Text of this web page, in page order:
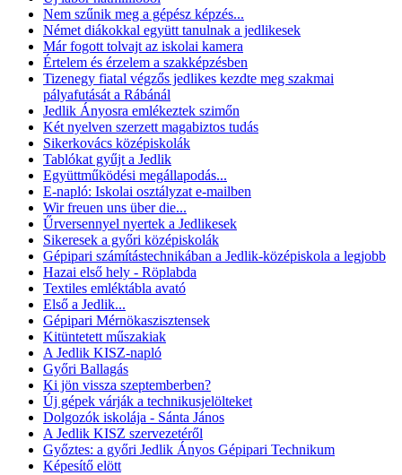
Nem szűnik meg a gépész képzés...
Német diákokkal együtt tanulnak a jedlikesek
Már fogott tolvajt az iskolai kamera
Értelem és érzelem a szakképzésben
Tizenegy fiatal végzős jedlikes kezdte meg szakmai
pályafutását a Rábánál
Jedlik Ányosra emlékeztek szimőn
Két nyelven szerzett magabiztos tudás
Sikerkovács középiskolák
Tablókat gyűjt a Jedlik
Együttműködési megállapodás...
E-napló: Iskolai osztályzat e-mailben
Wir freuen uns über die...
Űrversennyel nyertek a Jedlikesek
Sikeresek a győri középiskolák
Gépipari számítástechnikában a Jedlik-középiskola a legjobb
Hazai első hely - Röplabda
Textiles emléktábla avató
Első a Jedlik...
Gépipari Mérnökaszisztensek
Kitüntetett műszakiak
A Jedlik KISZ-napló
Győri Ballagás
Ki jön vissza szeptemberben?
Új gépek várják a technikusjelölteket
Dolgozók iskolája - Sánta János
A Jedlik KISZ szervezetéről
Győztes: a győri Jedlik Ányos Gépipari Technikum
Képesítő elött